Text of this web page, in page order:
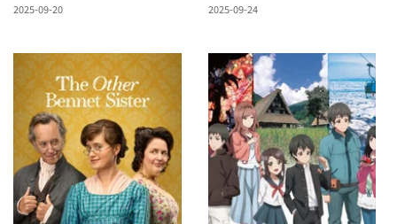
2025-09-20
2025-09-24